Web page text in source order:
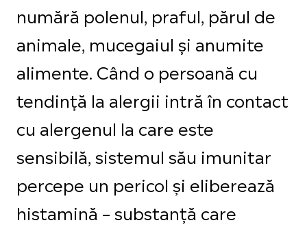
numără polenul, praful, părul de
animale, mucegaiul și anumite
alimente. Când o persoană cu
tendință la alergii intră în contact
cu alergenul la care este
sensibilă, sistemul său imunitar
percepe un pericol și eliberează
histamină – substanță care